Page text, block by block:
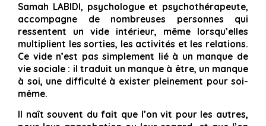
Samah LABIDI, psychologue et psychothérapeute,
accompagne de nombreuses personnes qui
ressentent un vide intérieur, même lorsqu’elles
multiplient les sorties, les activités et les relations.
Ce vide n’est pas simplement lié à un manque de
vie sociale : il traduit un manque à être, un manque
à soi, une difficulté à exister pleinement pour soi-
même.
Il naît souvent du fait que l’on vit pour les autres,